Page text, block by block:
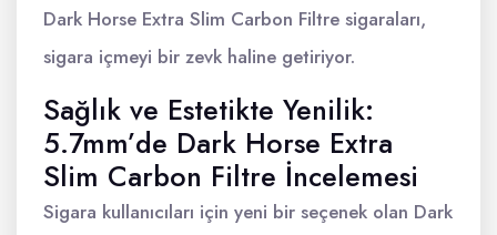
Dark Horse Extra Slim Carbon Filtre sigaraları,
sigara içmeyi bir zevk haline getiriyor.
Sağlık ve Estetikte Yenilik:
5.7mm’de Dark Horse Extra
Slim Carbon Filtre İncelemesi
Sigara kullanıcıları için yeni bir seçenek olan Dark